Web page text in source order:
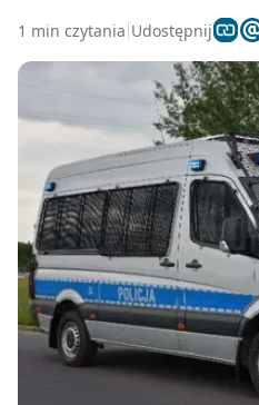
1 min czytania Udostępnij